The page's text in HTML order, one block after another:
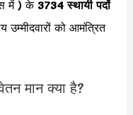
में ) के3734 स्थायी पदों
को आमंत्रित
मान क्या है?